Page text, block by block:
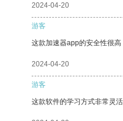
2024-04-20
游客
这款加速器app的安全性很高
2024-04-20
游客
这款软件的学习方式非常灵